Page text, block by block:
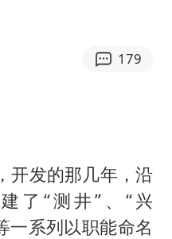
梅姨”真名谢家梅
香港乐坛著名填词人黎彼得去世
前8天被改判死缓
179
开发的那几年，沿
了“测井”、“兴
一系列以职能命名